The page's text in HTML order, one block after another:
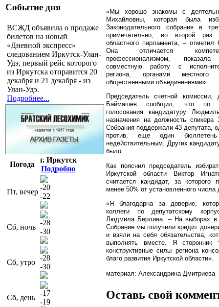
Событие дня
ВСЖД объявила о продаже
билетов на новый
«Дневной экспресс»
следованием Иркутск-Улан-
Удэ, первый рейс которого
из Иркутска отправится 20
декабря и 21 декабря - из
Улан-Удэ.
Подробнее...
Погода
г. Иркутск
Подробно
Пт, вечер
-20
-22
Сб, ночь
-28
-30
Сб, утро
-28
-30
Сб, день
-17
-19
«Мы хорошо знакомы с
Михайловны, которая была
Законодательного собрания в
примечательно, во второй раз
областного парламента, – отметил
Она отличается
профессионализмом, показала
совместную работу с
региона, органами местного
общественными объединениями».
Председатель счетной комиссии,
Баймашев сообщил, что по
голосования кандидатуру
назначения на должность спикера
Собрания поддержали 43 депутата,
против, еще один
недействительным. Других
было.
Как пояснил председатель
Иркутской области Виктор
считается кандидат, за которого
менее 50% от установленного числа
«Я благодарна за доверие,
коллеги по депутатскому
Людмила Берлина. – На выборах в
Собрание мы получили кредит
и взяли на себя обязательства,
выполнять вместе. Я сторонник
конструктивные силы региона
благо развития Иркутской области».
материал: Александрина Дмитриева
Оставь свой